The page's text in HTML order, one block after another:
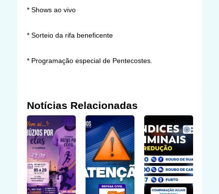
* Shows ao vivo
* Sorteio da rifa beneficente
* Programação especial de Pentecostes.
Notícias Relacionadas